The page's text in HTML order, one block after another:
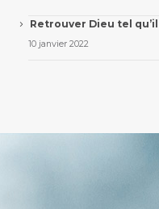
Retrouver Dieu tel
10 janvier 2022